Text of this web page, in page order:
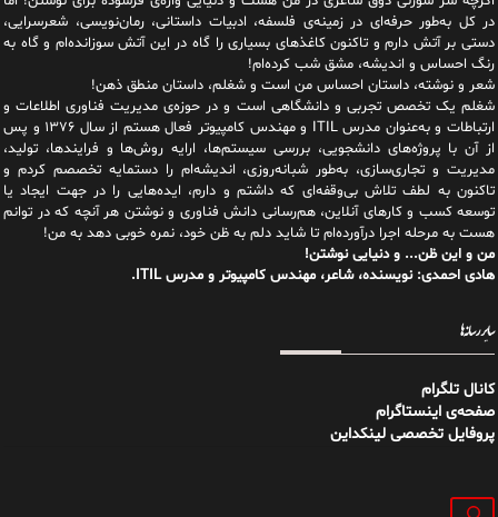
در کل به‌طور حرفه‌ای در زمینه‌ی فلسفه، ادبیات داستانی، رمان‌نویسی، شعرسرایی،
دستی بر آتش دارم و تاکنون کاغذهای بسیاری را گاه در این آتش سوزانده‌ام و گاه به
رنگ احساس و اندیشه، مشق شب کرده‌ام!
شعر و نوشته، داستان احساس من است و شغلم، داستان منطق ذهن!
شغلم یک تخصص تجربی و دانشگاهی است و در حوزه‌ی مدیریت فناوری اطلاعات و
ارتباطات و به‌عنوان مدرس ITIL و مهندس کامپیوتر فعال هستم از سال ۱۳۷۶ و پس
از آن با پروژه‌های دانشجویی، بررسی سیستم‌ها، ارایه روش‌ها و فرایندها، تولید،
مدیریت و تجاری‌سازی، به‌طور شبانه‌روزی، اندیشه‌ام را دستمایه تخصصم کردم و
تاکنون به لطف تلاش بی‌وقفه‌ای که داشتم و دارم، اید‌ه‌هایی را در جهت ایجاد یا
توسعه کسب و کارهای آنلاین، هم‌رسانی دانش فناوری و نوشتن هر آنچه که در توانم
هست به مرحله اجرا درآورده‌ام تا شاید دلم به ظن خود، نمره خوبی دهد به من!
من و این ظن... و دنیایی نوشتن!
هادی احمدی: نویسنده، شاعر، مهندس کامپیوتر و مدرس ITIL.
سایر رسانه‌ها
کانال تلگرام
صفحه‌ی اینستاگرام
پروفایل تخصصی لینکداین
جستجو